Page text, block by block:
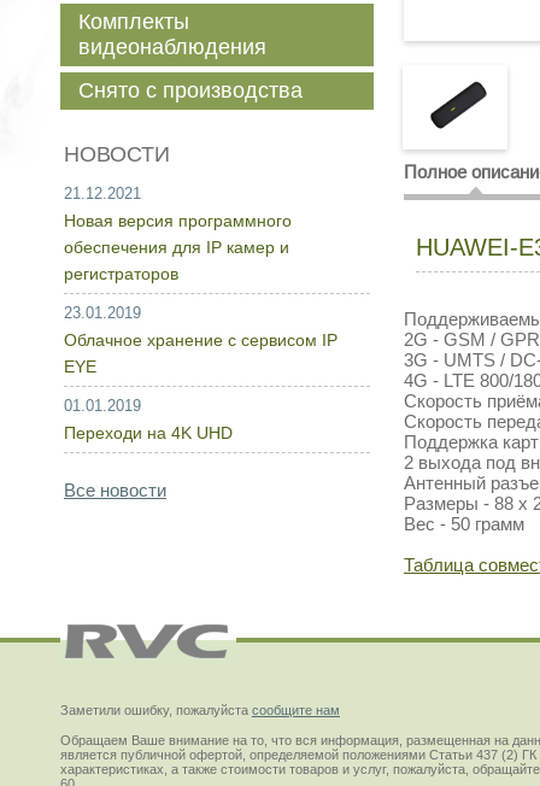
Полное
HUAWEI-
2G - GSM /
3G - UMTS /
4G - LTE 800/
Скорость
Скорость
Поддержка
2 выхода под
Антенный
Размеры - 88 х
Вес - 50 грамм
Таблица
Комплекты
видеонаблюдения
Снято с производства
НОВОСТИ
21.12.2021
Новая версия программного
обеспечения для IP камер и
регистраторов
23.01.2019
Облачное хранение с сервисом IP
EYE
01.01.2019
Переходи на 4K UHD
Все новости
Заметили ошибку, пожалуйста сообщите нам
Обращаем Ваше внимание на то, что вся информация, размещенная на
является публичной офертой, определяемой положениями Статьи 437 (2)
характеристиках, а также стоимости товаров и услуг, пожалуйста,